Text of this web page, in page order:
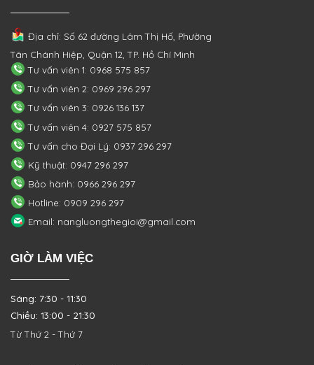
Địa chỉ: Số 62 đường Lâm Thị Hố, Phường
Tân Chánh Hiệp, Quận 12, TP. Hồ Chí Minh
Tư vấn viên 1: 0968 575 857
Tư vấn viên 2: 0969 296 297
Tư vấn viên 3: 0926 136 137
Tư vấn viên 4: 0927 575 857
Tư vấn cho Đại Lý: 0937 296 297
Kỹ thuật: 0947 296 297
Bảo hành: 0966 296 297
Hotline: 0909 296 297
Email: nangluongthegioi@gmail.com
GIỜ LÀM VIỆC
Sáng: 7:30 - 11:30
Chiều: 13:00 - 21:30
Từ Thứ 2 - Thứ 7